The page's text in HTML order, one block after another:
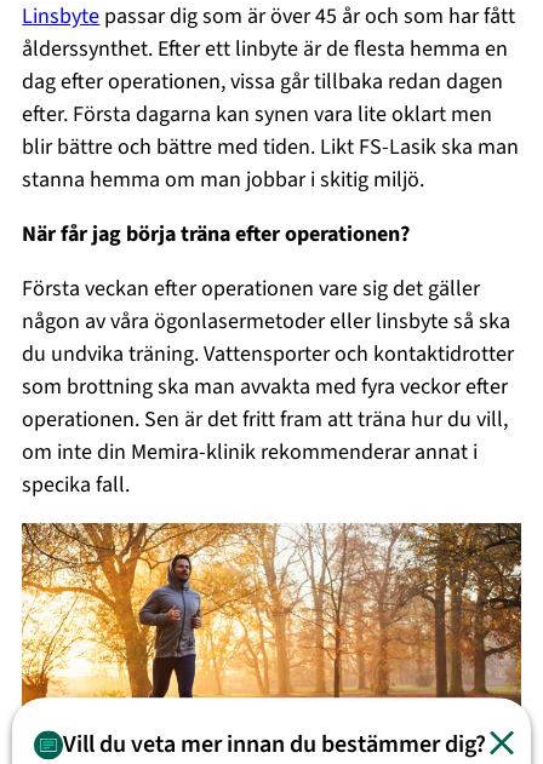
Linsbytepassar dig som är över 45 år och som har fått
ålderssynthet. Efter ett linbyte är de flesta hemma en
dag efter operationen, vissa går tillbaka redan dagen
efter. Första dagarna kan synen vara lite oklart men
blir bättre och bättre med tiden. Likt FS-Lasik ska man
stanna hemma om man jobbar i skitig miljö.
När får jag börja träna efter operationen?
Första veckan efter operationen vare sig det gäller
någon av våra ögonlasermetoder eller linsbyte så ska
du undvika träning. Vattensporter och kontaktidrotter
som brottning ska man avvakta med fyra veckor efter
operationen. Sen är det fritt fram att träna hur du vill,
om inte din Memira-klinik rekommenderar annat i
specika fall.
Vill du veta mer innan du bestämmer dig?